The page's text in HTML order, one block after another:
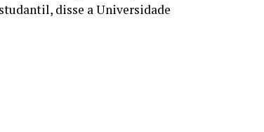
disse a Universidade